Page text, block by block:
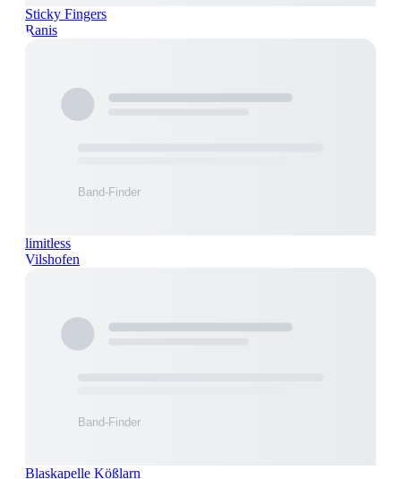
Sticky Fingers
Ranis
limitless
Vilshofen
Blaskapelle Kößlarn